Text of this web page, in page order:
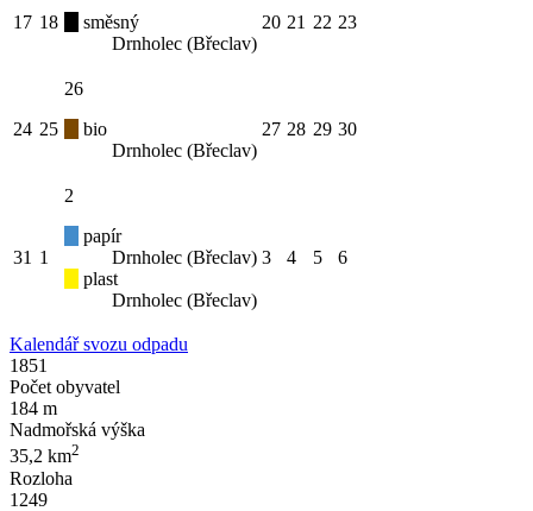
17 18
směsný
Drnholec (Břeclav)
20 21 22 23
24 25
26
bio
Drnholec (Břeclav)
27 28 29 30
31 1
2
papír
Drnholec (Břeclav)
plast
Drnholec (Břeclav)
3 4 5 6
Kalendář svozu odpadu
1851
Počet obyvatel
184 m
Nadmořská výška
35,2 km2
Rozloha
1249